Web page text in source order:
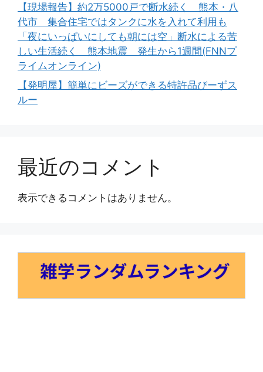
【現場報告】約2万5000戸で断水続く 熊本・八
代市 集合住宅ではタンクに水を入れて利用も
「夜にいっぱいにしても朝には空」断水による苦
しい生活続く 熊本地震 発生から1週間(FNNプ
ライムオンライン)
【発明屋】簡単にビーズができる特許品びーずス
ルー
最近のコメント
表示できるコメントはありません。